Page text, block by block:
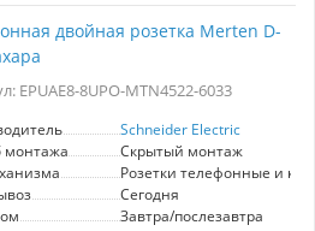
крышка защищает розетку от пыли и
сохраняя ее эстетичный вид.
не требует специальных навыков,
безопасность и стиль в своем
двойная розетка Merten D-
EPUAE8-8UPO-MTN4522-6033
Schneider Electric
монтажа
Скрытый монтаж
Розетки телефонные и
Сегодня
Завтра/послезавтра